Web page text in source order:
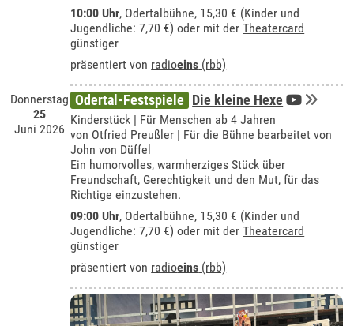
10:00 Uhr, Odertalbühne, 15,30 € (Kinder und
Jugendliche: 7,70 €) oder mit derTheatercard
günstiger
präsentiert von radioeins (rbb)
Donnerstag
25
Juni 2026
Odertal-Festspiele Die kleine Hexe
Kinderstück | Für Menschen ab 4 Jahren
von Otfried Preußler | Für die Bühne bearbeitet von
John von Düffel
Ein humorvolles, warmherziges Stück über
Freundschaft, Gerechtigkeit und den Mut, für das
Richtige einzustehen.
09:00 Uhr, Odertalbühne, 15,30 € (Kinder und
Jugendliche: 7,70 €) oder mit derTheatercard
günstiger
präsentiert von radioeins (rbb)